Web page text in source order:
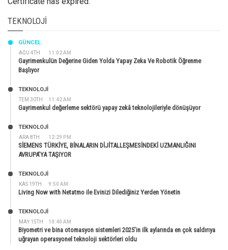
TEKNOLOJI
AĞU 4TH 11:02 AM
GÜNCEL
Gayrimenkulün Değerine Giden Yolda Yapay Zeka Ve Robotik Öğrenme
Başlıyor
TEM 30TH 11:42 AM
TEKNOLOJİ
Gayrimenkul değerleme sektörü yapay zekâ teknolojileriyle dönüşüyor
ARA 8TH 12:29 PM
TEKNOLOJİ
SİEMENS TÜRKİYE, BİNALARIN DİJİTALLEŞMESİNDEKİ UZMANLIĞINI
AVRUPA’YA TAŞIYOR
KAS 19TH 9:50 AM
TEKNOLOJİ
Living Now with Netatmo ile Evinizi Dilediğiniz Yerden Yönetin
MAY 15TH 10:40 AM
TEKNOLOJİ
Biyometri ve bina otomasyon sistemleri 2025’in ilk aylarında en çok saldırıya
uğrayan operasyonel teknoloji sektörleri oldu